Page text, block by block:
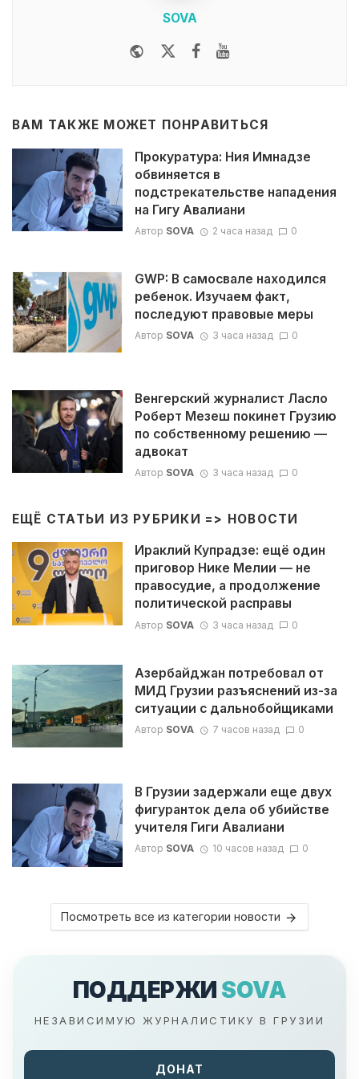
SOVA
WebsiteTwitterFacebook
ВАМ ТАКЖЕ МОЖЕТ ПОНРАВИТЬСЯ
Прокуратура: Ния Имнадзе
обвиняется в
подстрекательстве нападения
на Гигу Авалиани
Автор SOVA 2 часа назад 0
GWP: В самосвале находился
ребенок. Изучаем факт,
последуют правовые меры
Автор SOVA 3 часа назад 0
Венгерский журналист Ласло
Роберт Мезеш покинет Грузию
по собственному решению —
адвокат
Автор SOVA 3 часа назад 0
ЕЩЁ СТАТЬИ ИЗ РУБРИКИ => НОВОСТИ
Ираклий Купрадзе: ещё один
приговор Нике Мелии — не
правосудие, а продолжение
политической расправы
Автор SOVA 3 часа назад 0
Азербайджан потребовал от
МИД Грузии разъяснений из-за
ситуации с дальнобойщиками
Автор SOVA 7 часов назад 0
В Грузии задержали еще двух
фигуранток дела об убийстве
учителя Гиги Авалиани
Автор SOVA 10 часов назад 0
Посмотреть все из категории новости
ПОДДЕРЖИ SOVA
НЕЗАВИСИМУЮ ЖУРНАЛИСТИКУ В ГРУЗИИ
ДОНАТ